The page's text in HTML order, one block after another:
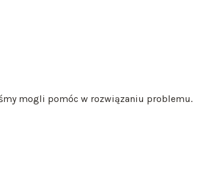
mogli pomóc w rozwiązaniu problemu.